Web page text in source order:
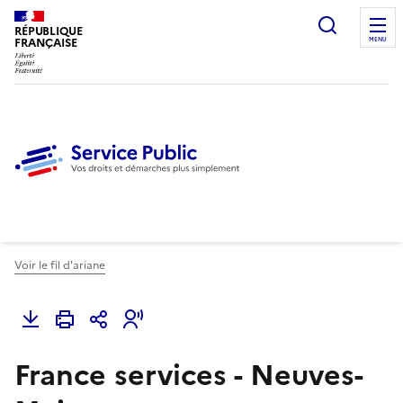
RÉPUBLIQUE
FRANÇAISE
Ouvrir
MENU
Voir le fil d'ariane
France services - Neuves-